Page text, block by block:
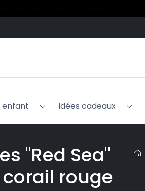
enfant Idées cadeaux
"Red Sea"
rouge